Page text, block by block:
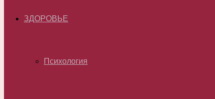
ЗДОРОВЬЕ
Психология